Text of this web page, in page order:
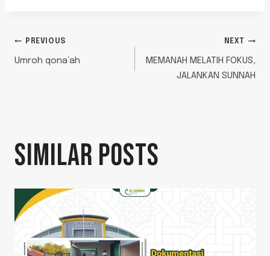
PREVIOUS
Umroh qona’ah
NEXT
MEMANAH MELATIH FOKUS,
JALANKAN SUNNAH
SIMILAR POSTS